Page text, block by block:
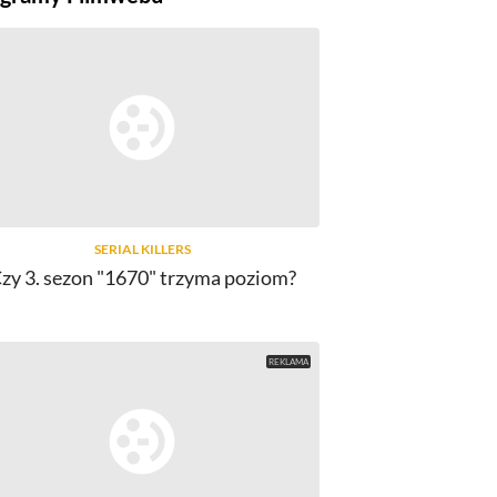
SERIAL KILLERS
3. sezon "1670" trzyma poziom?